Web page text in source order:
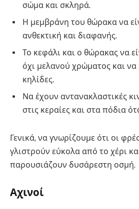
σώμα και σκληρά.
Η μεμβράνη του θώρακα να
ανθεκτική και διαφανής.
Το κεφάλι και ο θώρακας να
όχι μελανού χρώματος και
κηλίδες.
Να έχουν αντανακλαστικές
στις κεραίες και στα πόδια
Γενικά, να γνωρίζουμε ότι οι
γλιστρούν εύκολα από το χέρι
παρουσιάζουν δυσάρεστη οσμή.
Αχινοί